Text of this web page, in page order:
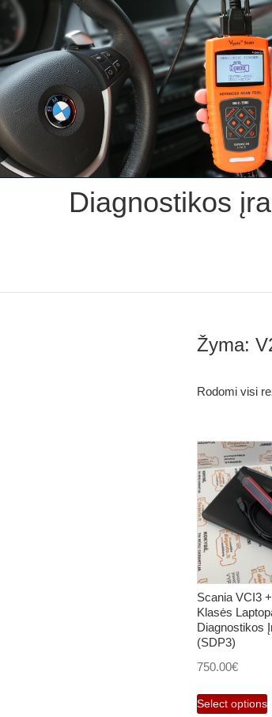
Skip
content
Diagnostikos
Žyma:
Rodomi visi
Scania VCI3
Klasės
Diagnostikos
(SDP3)
750.00€
Select options